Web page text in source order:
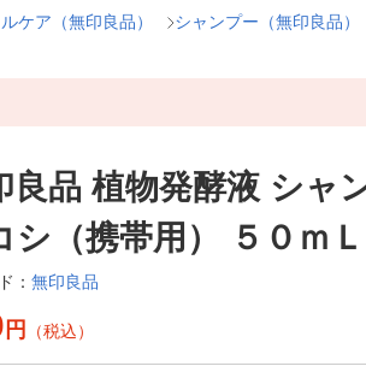
ケア（無印良品）
シャンプー（無印良品）
良品 植物発酵液 シャ
シ（携帯用） ５０ｍ
： 無印良品
円 （税込）